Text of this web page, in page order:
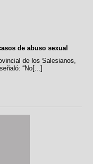
de abuso sexual
de los Salesianos,
“No[...]